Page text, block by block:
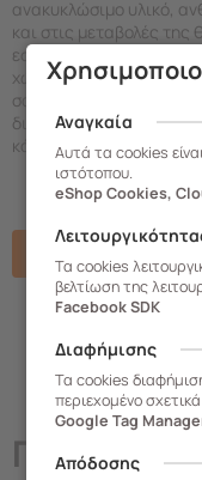
ανακυκλώσιμο υλικό,
και στις μεταβολές της
εσωτερικούς και
χώρο και προσφέρει
σας λόγω του λιτού
διαφορετικά μεγέθη για
κάθε χώρο.
Χαρακτηριστικά
Παρόμοια
Αναγκαία
Αυτά τα cookies
ιστότοπου.
eShop Cookies,
Τα cookies
βελτίωση της
Facebook SDK
Διαφήμισης
Τα cookies
περιεχομένο
Google Tag
Απόδοσης